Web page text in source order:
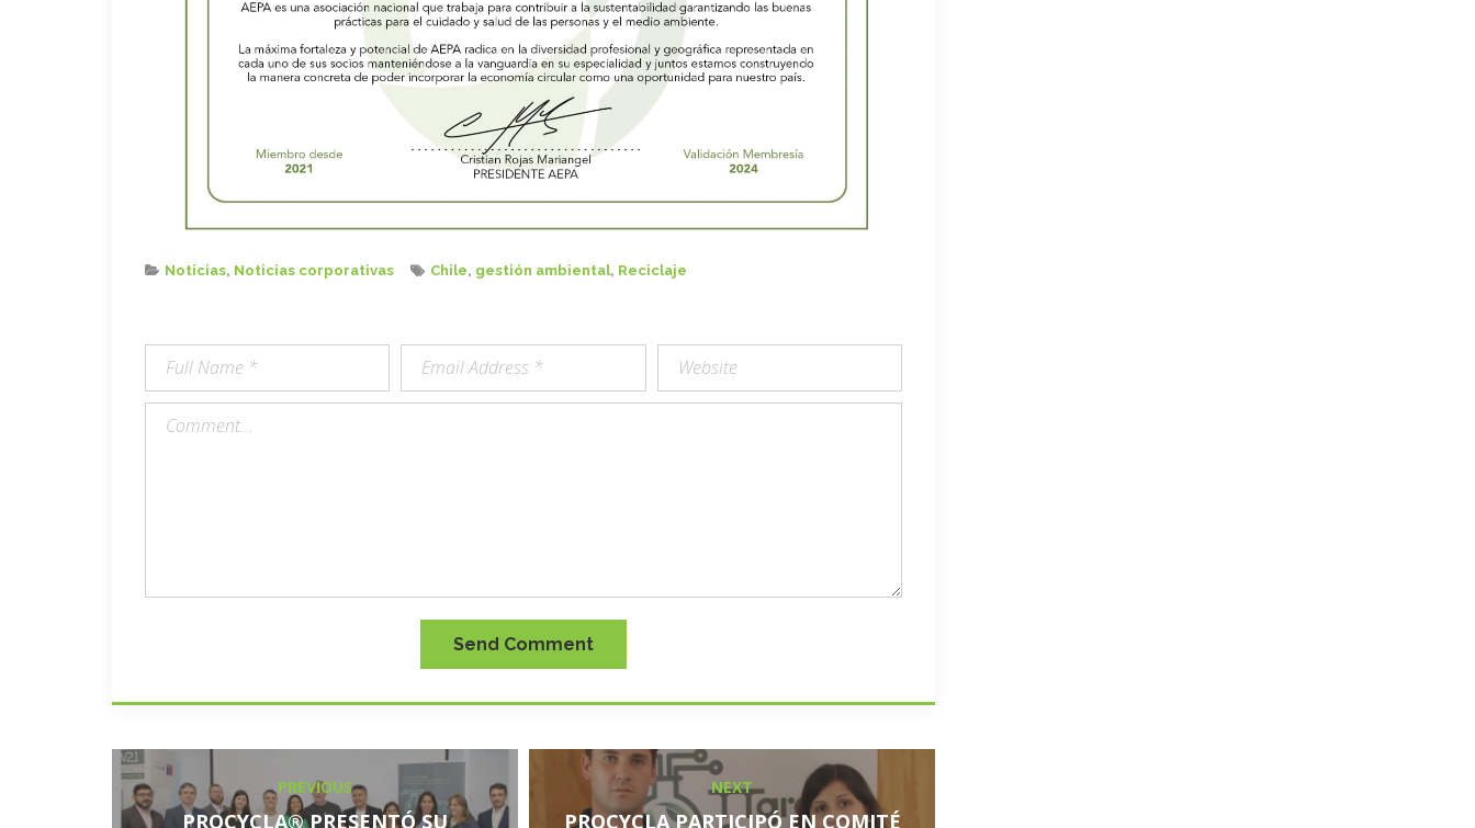
Noticias, Noticias corporativas Chile, gestión ambiental, Reciclaje
Send Comment
PREVIOUS
PROCYCLA® PRESENTÓ SU
NEXT
PROCYCLA PARTICIPÓ EN COMITÉ